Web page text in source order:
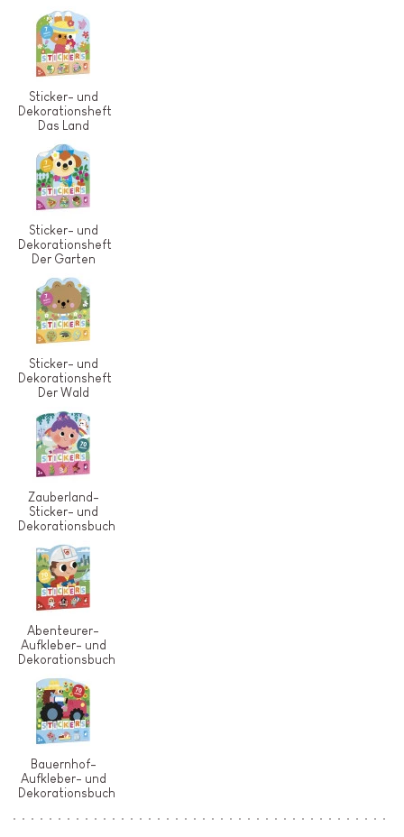
Sticker- und
Dekorationsheft
Das Land
Sticker- und
Dekorationsheft
Der Garten
Sticker- und
Dekorationsheft
Der Wald
Zauberland-
Sticker- und
Dekorationsbuch
Abenteurer-
Aufkleber- und
Dekorationsbuch
Bauernhof-
Aufkleber- und
Dekorationsbuch